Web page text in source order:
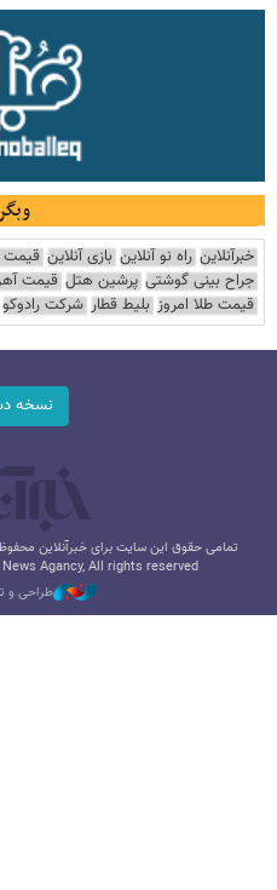
خبرآنلاین راه نو آنلاین بازی آنلاین قیمت
جراح بینی گوشتی پرشین هتل قیمت آهن
قیمت طلا امروز بلیط قطار شرکت رادوکو
نسخه
تمامی حقوق این سایت برای خبرآنلاین
Agancy, All rights reserved
طراحی و